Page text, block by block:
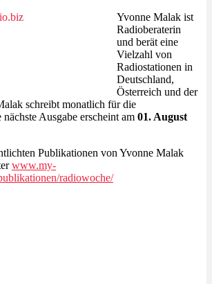
Yvonne Malak ist
Radioberaterin
und berät eine
Vielzahl von
Radiostationen in
Deutschland,
Österreich und der
schreibt monatlich für die
Ausgabe erscheint am 01. August
Publikationen von Yvonne Malak
www.my-
radiowoche/